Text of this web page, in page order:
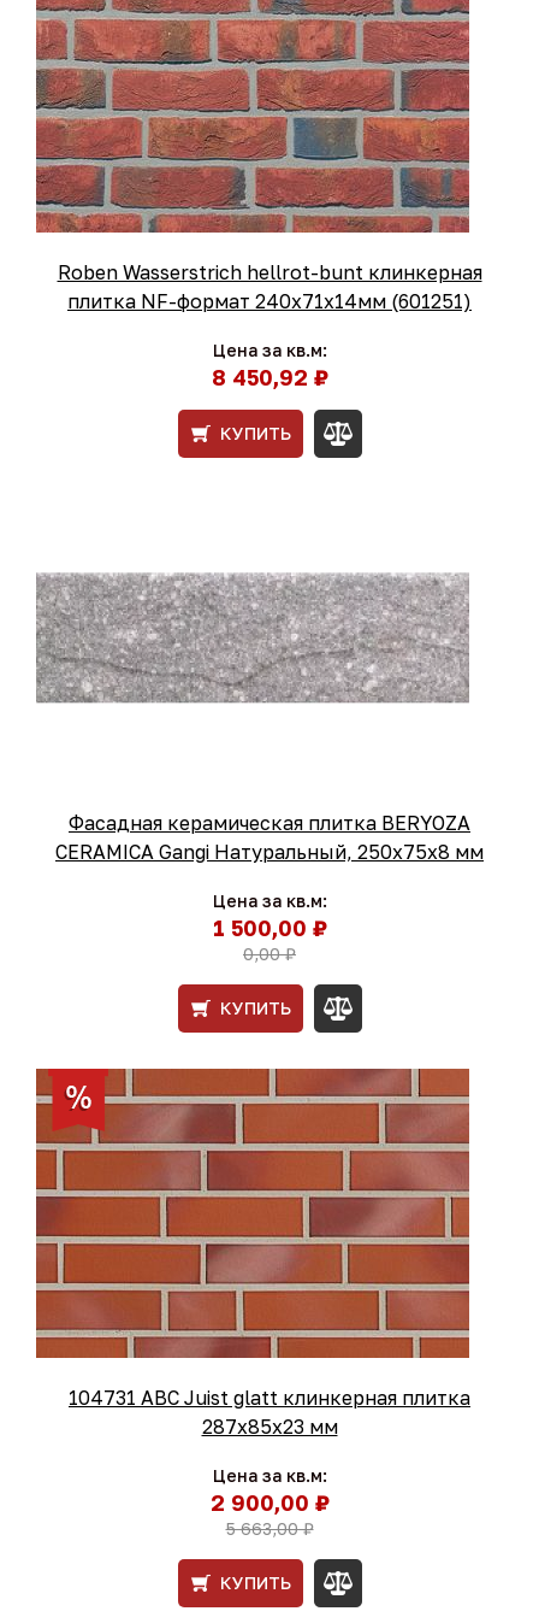
Roben Wasserstrich hellrot-bunt клинкерная
плитка NF-формат 240x71x14мм (601251)
Цена за кв.м:
8 450,92 ₽
КУПИТЬ
Фасадная керамическая плитка BERYOZA
CERAMICA Gangi Натуральный, 250х75х8 мм
Цена за кв.м:
1 500,00 ₽
0,00 ₽
КУПИТЬ
104731 ABC Juist glatt клинкерная плитка
287x85x23 мм
Цена за кв.м:
2 900,00 ₽
5 663,00 ₽
КУПИТЬ